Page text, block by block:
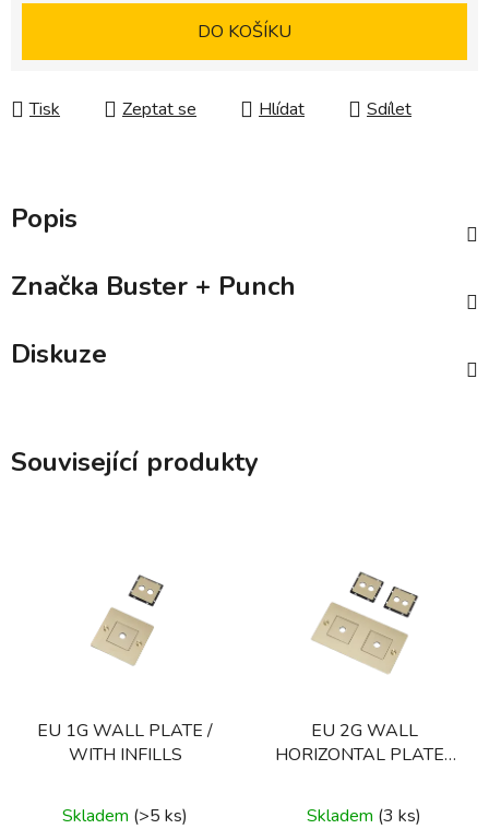
DO KOŠÍKU
Tisk Zeptat se Hlídat Sdílet
Popis
Značka Buster + Punch
Diskuze
Související produkty
EU 1G WALL PLATE /
WITH INFILLS
Skladem (>5 ks)
EU 2G WALL
HORIZONTAL PLATE /
Skladem (3 ks)